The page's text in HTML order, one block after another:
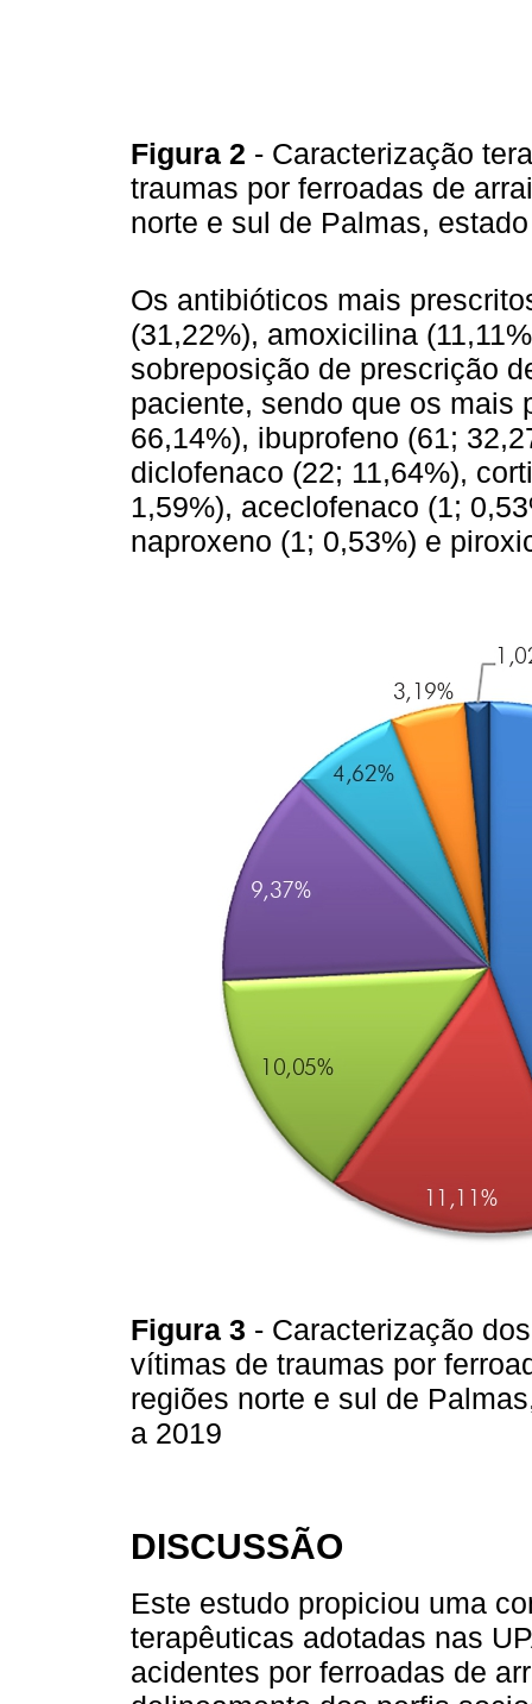
Figura 2 - Caracterização
traumas por ferroadas de
norte e sul de Palmas,
Os antibióticos mais
(31,22%), amoxicilina
sobreposição de prescrição
paciente, sendo que os mais
66,14%), ibuprofeno (61;
diclofenaco (22; 11,64%),
1,59%), aceclofenaco (1;
naproxeno (1; 0,53%) e
Figura 3 - Caracterização
vítimas de traumas por
regiões norte e sul de
a 2019
DISCUSSÃO
Este estudo propiciou uma
terapêuticas adotadas nas
acidentes por ferroadas de